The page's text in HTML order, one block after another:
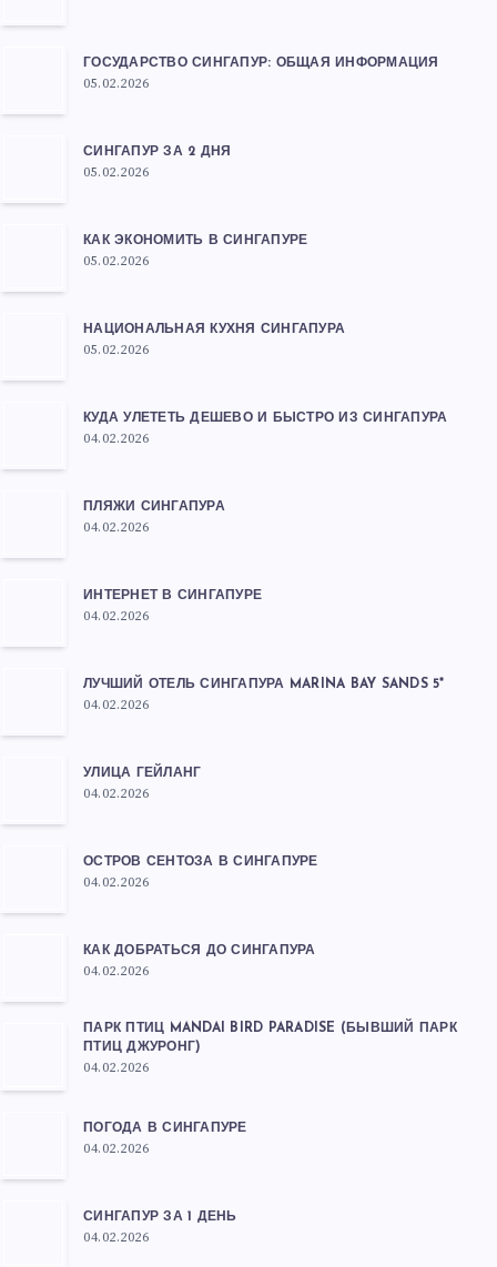
ГОСУДАРСТВО СИНГАПУР: ОБЩАЯ ИНФОРМАЦИЯ
05.02.2026
СИНГАПУР ЗА 2 ДНЯ
05.02.2026
КАК ЭКОНОМИТЬ В СИНГАПУРЕ
05.02.2026
НАЦИОНАЛЬНАЯ КУХНЯ СИНГАПУРА
05.02.2026
КУДА УЛЕТЕТЬ ДЕШЕВО И БЫСТРО ИЗ СИНГАПУРА
04.02.2026
ПЛЯЖИ СИНГАПУРА
04.02.2026
ИНТЕРНЕТ В СИНГАПУРЕ
04.02.2026
ЛУЧШИЙ ОТЕЛЬ СИНГАПУРА MARINA BAY SANDS 5*
04.02.2026
УЛИЦА ГЕЙЛАНГ
04.02.2026
ОСТРОВ СЕНТОЗА В СИНГАПУРЕ
04.02.2026
КАК ДОБРАТЬСЯ ДО СИНГАПУРА
04.02.2026
ПАРК ПТИЦ MANDAI BIRD PARADISE (БЫВШИЙ ПАРК
ПТИЦ ДЖУРОНГ)
04.02.2026
ПОГОДА В СИНГАПУРЕ
04.02.2026
СИНГАПУР ЗА 1 ДЕНЬ
04.02.2026